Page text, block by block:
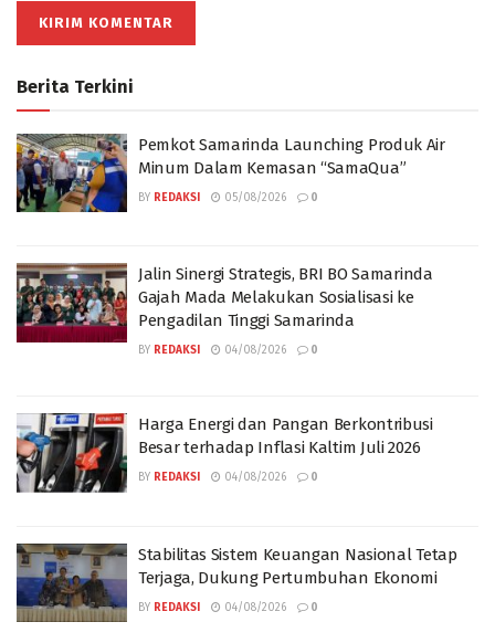
Berita Terkini
Pemkot Samarinda Launching Produk Air
Minum Dalam Kemasan “SamaQua”
BY REDAKSI 05/08/2026 0
Jalin Sinergi Strategis, BRI BO Samarinda
Gajah Mada Melakukan Sosialisasi ke
Pengadilan Tinggi Samarinda
BY REDAKSI 04/08/2026 0
Harga Energi dan Pangan Berkontribusi
Besar terhadap Inflasi Kaltim Juli 2026
BY REDAKSI 04/08/2026 0
Stabilitas Sistem Keuangan Nasional Tetap
Terjaga, Dukung Pertumbuhan Ekonomi
BY REDAKSI 04/08/2026 0